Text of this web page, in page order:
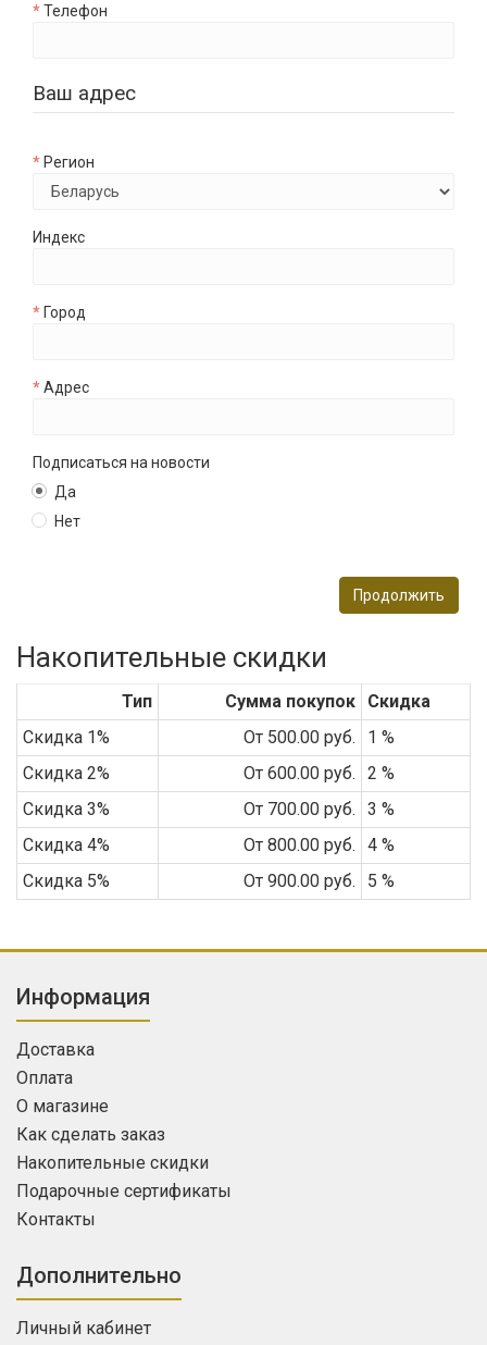
Телефон
Ваш адрес
Регион
Индекс
Город
Адрес
Подписаться на новости
Да
Нет
Продолжить
Накопительные скидки
Тип Сумма покупок
Скидка
Скидка 1%
От 500.00 руб.
1 %
Скидка 2%
От 600.00 руб.
2 %
Скидка 3%
От 700.00 руб.
3 %
Скидка 4%
От 800.00 руб.
4 %
Скидка 5%
От 900.00 руб. 5 %
Информация
Доставка
Оплата
О магазине
Как сделать заказ
Накопительные скидки
Подарочные сертификаты
Контакты
Дополнительно
Личный кабинет